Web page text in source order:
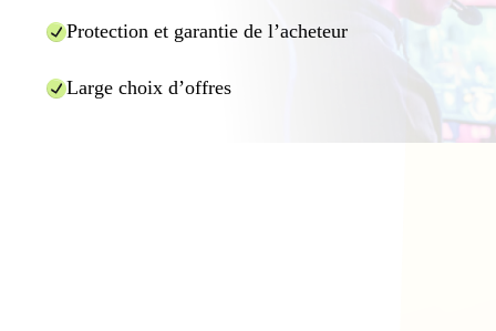
Protection et garantie de l’acheteur
Large choix d’offres